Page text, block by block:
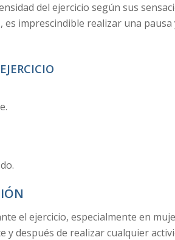
del ejercicio según sus
imprescindible realizar una pausa
el ejercicio, especialmente en
y después de realizar cualquier